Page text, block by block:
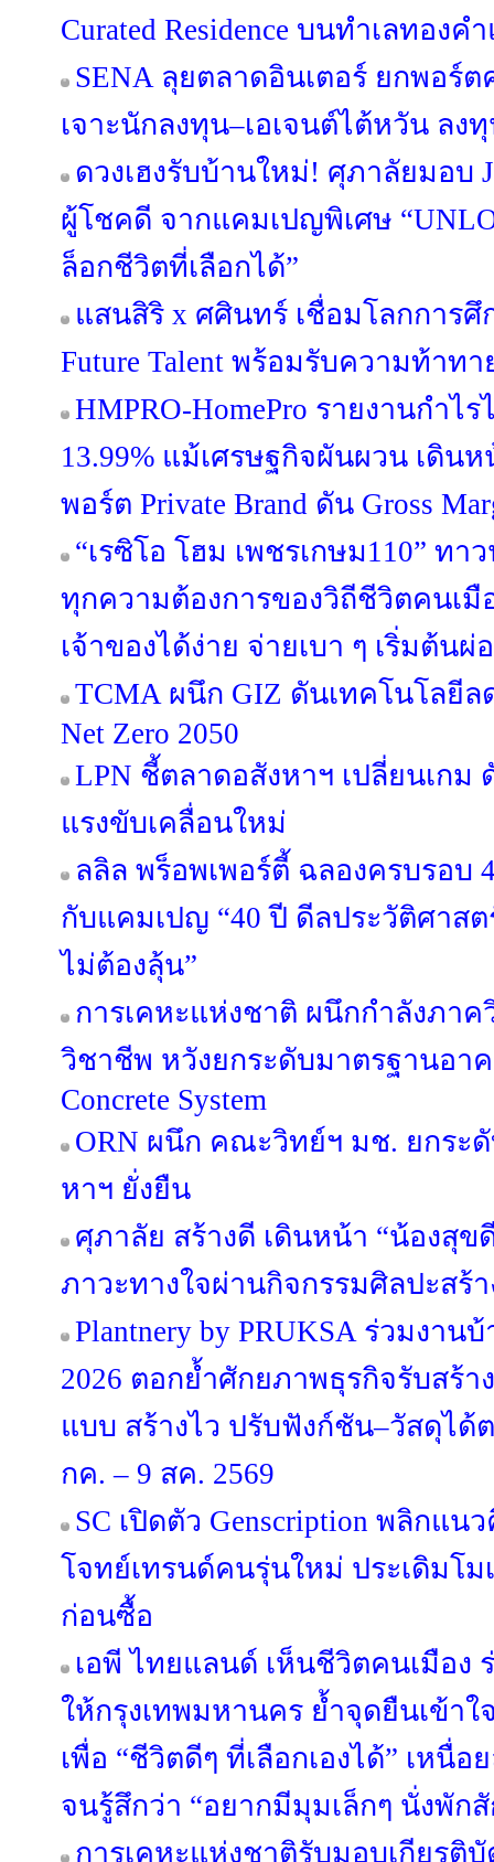
Curated Residence บนทำเลทองค
SENA ลุยตลาดอินเตอร์ ยกพอร์
เจาะนักลงทุน–เอเจนต์ไต้หวัน ลง
ดวงเฮงรับบ้านใหม่! ศุภาลัยมอบ
ผู้โชคดี จากแคมเปญพิเศษ
ล็อกชีวิตที่เลือกได้”
แสนสิริ x ศศินทร์ เชื่อมโลกการศึ
Future Talent พร้อมรับความท้าท
HMPRO-HomePro รายงานกำไ
13.99% แม้เศรษฐกิจผันผวน เดิน
พอร์ต Private Brand ดัน Gross
“เรซิโอ โฮม เพชรเกษม110” ท
ทุกความต้องการของวิถีชีวิตคนเมื
เจ้าของได้ง่าย จ่ายเบา ๆ เริ่มต้น
TCMA ผนึก GIZ ดันเทคโนโลยีล
Net Zero 2050
LPN ชี้ตลาดอสังหาฯ เปลี่ยนเก
แรงขับเคลื่อนใหม่
ลลิล พร็อพเพอร์ตี้ ฉลองครบรอบ
กับแคมเปญ “40 ปี ดีลประวัติศาส
ไม่ต้องลุ้น”
การเคหะแห่งชาติ ผนึกกำลังภาค
วิชาชีพ หวังยกระดับมาตรฐานอาค
Concrete System
ORN ผนึก คณะวิทย์ฯ มช. ยกระ
หาฯ ยั่งยืน
ศุภาลัย สร้างดี เดินหน้า “น้องสุข
ภาวะทางใจผ่านกิจกรรมศิลปะสร้
Plantnery by PRUKSA ร่วมงาน
2026 ตอกย้ำศักยภาพธุรกิจรับสร้
แบบ สร้างไว ปรับฟังก์ชัน–วัสดุได้
กค. – 9 สค. 2569
SC เปิดตัว Genscription พลิกแ
โจทย์เทรนด์คนรุ่นใหม่ ประเดิมโมเ
ก่อนซื้อ
เอพี ไทยแลนด์ เห็นชีวิตคนเมือง
ให้กรุงเทพมหานคร ย้ำจุดยืนเข้าใ
เพื่อ “ชีวิตดีๆ ที่เลือกเองได้” เหนื่
จนรู้สึกว่า “อยากมีมุมเล็กๆ นั่งพัก
การเคหะแห่งชาติรับมอบเกียรติ